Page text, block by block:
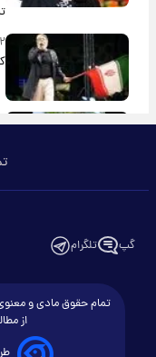
۲ روز پیش
گپ تلگرام
تمام حقوق مادی و
از